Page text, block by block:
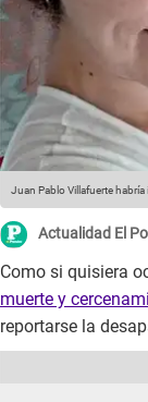
Juan Pablo Villafuerte
Actualidad El
Como si quisiera
muerte y
reportarse la